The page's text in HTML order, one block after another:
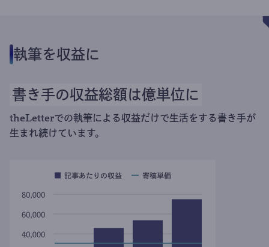
執筆を収益に
書き手の収益総額は億単位に
theLetterでの執筆による収益だけで生活をする書き手が
生まれ続けています。